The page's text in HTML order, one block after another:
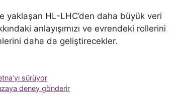
yaklaşan HL-LHC’den daha büyük veri
anlayışımızı ve evrendeki rollerini
daha da geliştirecekler.
sürüyor
deney gönderir